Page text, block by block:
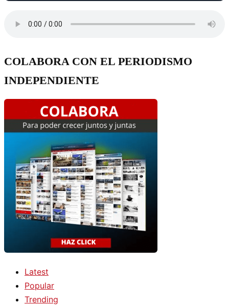
COLABORA CON EL PERIODISMO
INDEPENDIENTE
Latest
Popular
Trending